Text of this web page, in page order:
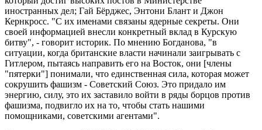
иностранных дел; Гай Бёрджес, Энтони Блант и Джон
Кернкросс. "С их именами связаны ядерные секреты. Они
своей информацией внесли конкретный вклад в Курскую
битву", - говорит историк. По мнению Богданова, "в
ситуации, когда британские власти начинали заигрывать с
Гитлером, пытаясь направить его на Восток, они [члены
"пятерки"] понимали, что единственная сила, которая может
сокрушить фашизм - Советский Союз. Это придало им
энергию, силу, это их заставило войти в ряды борцов против
фашизма, подвигло их на то, чтобы стать нашими
помощниками, советскими агентами".